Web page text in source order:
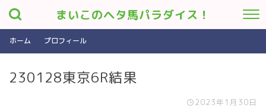
まいこのヘタ馬パラダイス！
ホーム プロフィール
230128東京6R結果
2023年1月30日